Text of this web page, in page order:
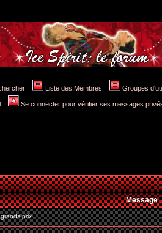
Liste des Membres Groupes
Se connecter pour vérifier ses messages
Message
prix